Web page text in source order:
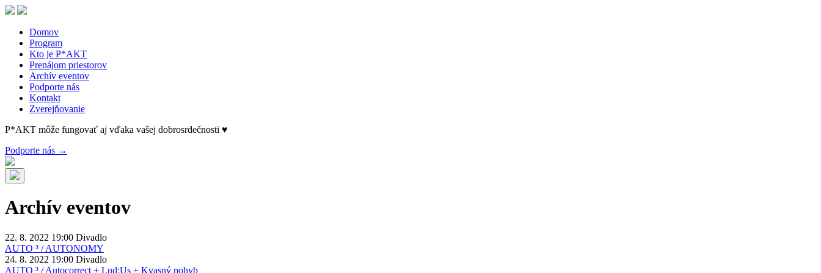
Skip
content
Domov
Program
Kto je P*AKT
Prenájom priestorov
Archív eventov
Podporte nás
Kontakt
Zverejňovanie
P*AKT môže fungovať aj vďaka vašej dobrosrdečnosti ♥
Podporte nás →
Archív eventov
22. 8. 2022 19:00 Divadlo
AUTO ³ / AUTONOMY
24. 8. 2022 19:00 Divadlo
AUTO ³ / Autocorrect + Lud:Us + Kvasný pohyb